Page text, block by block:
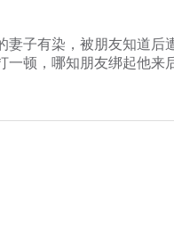
子有染，被朋友知道后
一顿，哪知朋友绑起他来